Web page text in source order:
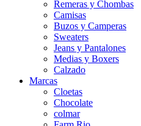
Remeras y Chombas
Camisas
Buzos y Camperas
Sweaters
Jeans y Pantalones
Medias y Boxers
Calzado
Marcas
Cloetas
Chocolate
colmar